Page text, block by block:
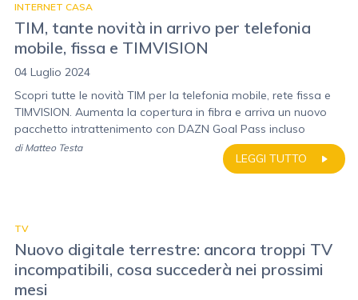
INTERNET CASA
TIM, tante novità in arrivo per telefonia
mobile, fissa e TIMVISION
04 Luglio 2024
Scopri tutte le novità TIM per la telefonia mobile, rete fissa e
TIMVISION. Aumenta la copertura in fibra e arriva un nuovo
pacchetto intrattenimento con DAZN Goal Pass incluso
LEGGI TUTTO
di Matteo Testa
TV
Nuovo digitale terrestre: ancora troppi TV
incompatibili, cosa succederà nei prossimi
mesi